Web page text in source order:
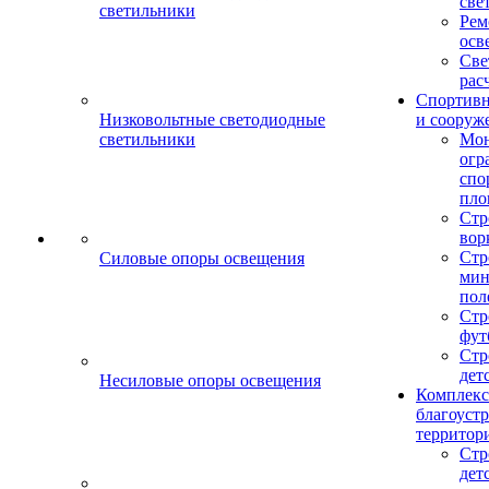
светильники
Низковольтные светодиодные
светильники
Силовые опоры освещения
Несиловые опоры освещения
и